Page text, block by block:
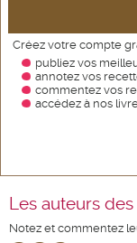
Créez votre compte
publiez vos
annotez vos
commentez vos
accédez à nos
Les auteurs
Notez et commentez